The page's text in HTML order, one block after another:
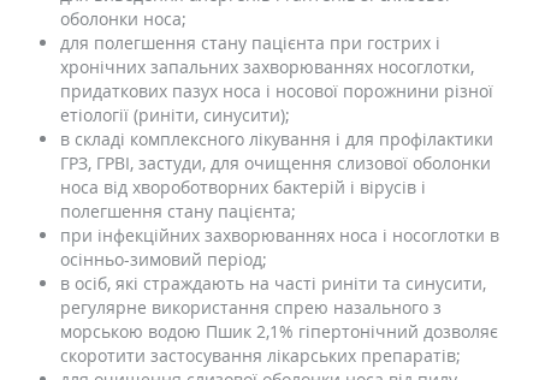
оболонки носа;
для полегшення стану пацієнта при гострих і
хронічних запальних захворюваннях носоглотки,
придаткових пазух носа і носової порожнини різної
етіології (риніти, синусити);
в складі комплексного лікування і для профілактики
ГРЗ, ГРВІ, застуди, для очищення слизової оболонки
носа від хвороботворних бактерій і вірусів і
полегшення стану пацієнта;
при інфекційних захворюваннях носа і носоглотки в
осінньо-зимовий період;
в осіб, які страждають на часті риніти та синусити,
регулярне використання спрею назального з
морською водою Пшик 2,1% гіпертонічний дозволяє
скоротити застосування лікарських препаратів;